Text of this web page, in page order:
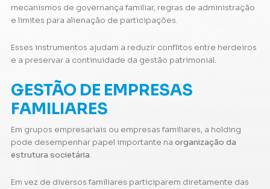
mecanismos de governança familiar, regras de administração
e limites para alienação de participações.
Esses instrumentos ajudam a reduzir conflitos entre herdeiros
e a preservar a continuidade da gestão patrimonial.
GESTÃO DE EMPRESAS
FAMILIARES
Em grupos empresariais ou empresas familiares, a holding
pode desempenhar papel importante na organização da
estrutura societária.
Em vez de diversos familiares participarem diretamente das